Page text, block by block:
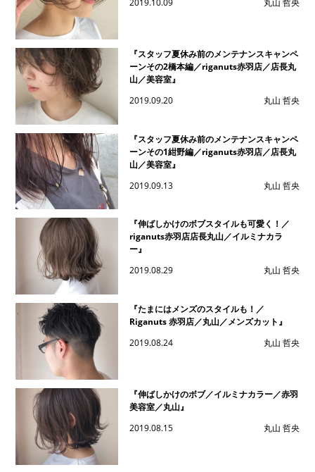
『スタッフ夏休み前のメンテナンスキャンペ
ーンその2橋本編／riganuts赤羽店／店長丸
山／美容室』
2019.09.20
丸山 哲央
『スタッフ夏休み前のメンテナンスキャンペ
ーンその1紺野編／riganuts赤羽店／店長丸
山／美容室』
2019.09.13
丸山 哲央
『伸ばしかけのボブスタイルも可愛く！／
riganuts赤羽店店長丸山／イルミナカラ
ー』
2019.08.29
丸山 哲央
『たまにはメンズのスタイルも！／
Riganuts 赤羽店／丸山／メンズカット』
2019.08.24
丸山 哲央
『伸ばしかけのボブ／イルミナカラー／赤羽
美容室／丸山』
2019.08.15
丸山 哲央